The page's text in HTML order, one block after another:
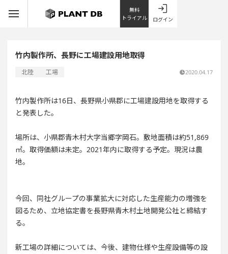
無料
トライアル
ログイン
竹内製作所、長野に工場建設用地取得
北陸 工場 2020.04.17
竹内製作所は16日、長野県小県郡に工場建設用地を取得する
と発表した。
場所は、小県郡青木村大字当郷字岡石。敷地面積は約51,869
㎡。取得価額は未定。2021年内に取得する予定。現況は農
地。
今回、同社グループの事業拡大に対応した生産能力の増強を
図るため、立地協定書を長野県青木村土地開発公社と締結す
る。
新工場の詳細については、今後、建物仕様や生産設備等の設